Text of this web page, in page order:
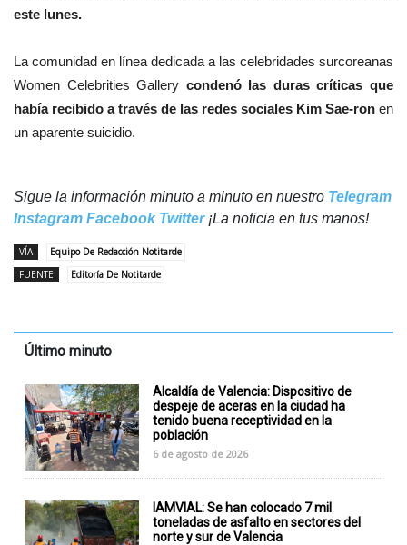
este lunes.
La comunidad en línea dedicada a las celebridades surcoreanas
Women Celebrities Gallery condenó las duras críticas que
había recibido a través de las redes sociales Kim Sae-ron en
un aparente suicidio.
Sigue la información minuto a minuto en nuestro Telegram
Instagram Facebook Twitter¡La noticia en tus manos!
VÍA
Equipo De Redacción Notitarde
FUENTE
Editoría De Notitarde
Último minuto
Alcaldía de Valencia: Dispositivo de
despeje de aceras en la ciudad ha
tenido buena receptividad en la
población
6 de agosto de 2026
IAMVIAL: Se han colocado 7 mil
toneladas de asfalto en sectores del
norte y sur de Valencia